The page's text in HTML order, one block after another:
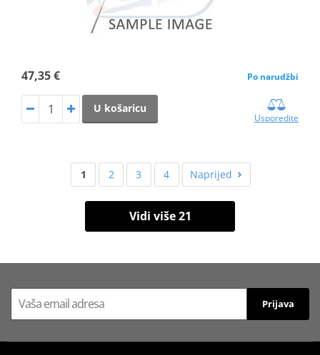
47,35 € Po narudžbi
U košaricu
Usporedite
1 2 3 4 Naprijed
Vidi više 21
Prijava